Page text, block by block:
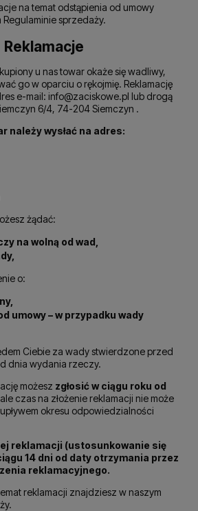
na temat odstąpienia od umowy
sprzedaży.
Reklamacje
u nas towar okaże się wadliwy,
go w oparciu o rękojmię. Reklamację
e-mail: info@zaciskowe.pl lub drogą
6/4, 74-204 Siemczyn .
należy wysłać na adres:
żądać:
na wolną od wad,
o:
umowy – w przypadku wady
Ciebie za wady stwierdzone przed
dnia wydania rzeczy.
możesz zgłosić w ciągu roku od
czas na złożenie reklamacji nie może
okresu odpowiedzialności
reklamacji (ustosunkowanie się
14 dni od daty otrzymania przez
reklamacyjnego.
reklamacji znajdziesz w naszym